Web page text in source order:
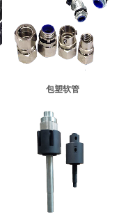
包塑软管